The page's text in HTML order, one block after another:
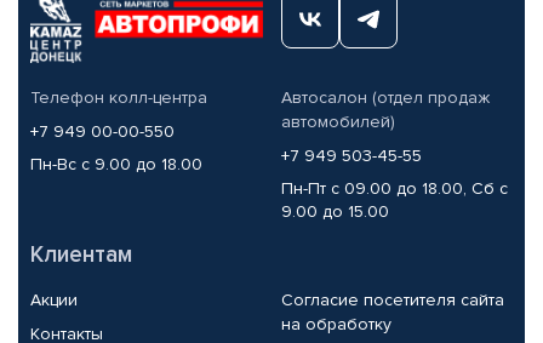
Телефон колл-центра
+7 949 00-00-550
Пн-Вс с 9.00 до 18.00
Автосалон (отдел продаж
автомобилей)
+7 949 503-45-55
Пн-Пт с 09.00 до 18.00, Сб с
9.00 до 15.00
Клиентам
Акции
Контакты
Согласие посетителя сайта
на обработку